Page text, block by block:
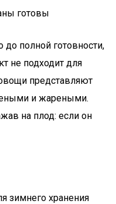
готовы
полной готовности,
не подходит для
представляют
и жареными.
на плод: если он
зимнего хранения